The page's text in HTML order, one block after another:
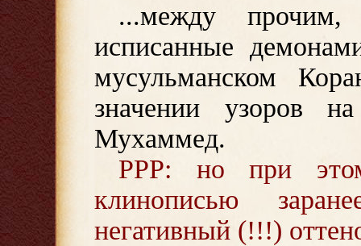
...между
исписанные
мусульманском
значении узоров
Мухаммед.
PPP: но при
клинописью
негативный (!!!)